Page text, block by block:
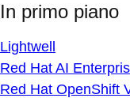
In primo piano
Lightwell
Red Hat AI
Red Hat OpenShift